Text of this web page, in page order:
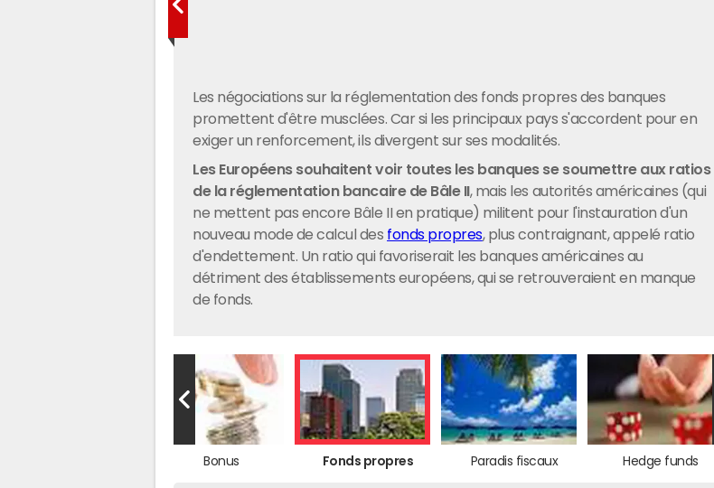
Les négociations sur la réglementation des fonds propres des banques
promettent d'être musclées. Car si les principaux pays s'accordent pour en
exiger un renforcement, ils divergent sur ses modalités.
Les Européens souhaitent voir toutes les banques se soumettre aux ratios
de la réglementation bancaire de Bâle II, mais les autorités américaines (qui
ne mettent pas encore Bâle II en pratique) militent pour l'instauration d'un
nouveau mode de calcul des fonds propres, plus contraignant, appelé ratio
d'endettement. Un ratio qui favoriserait les banques américaines au
détriment des établissements européens, qui se retrouveraient en manque
de fonds.
Bonus Fonds propres Paradis fiscaux Hedge funds